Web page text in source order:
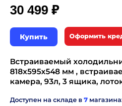
30 499 ₽
Купить Оформить
Встраиваемый
818х595х548 мм ,
камера, 93л, 3 ящика,
Доступен на складе в 7